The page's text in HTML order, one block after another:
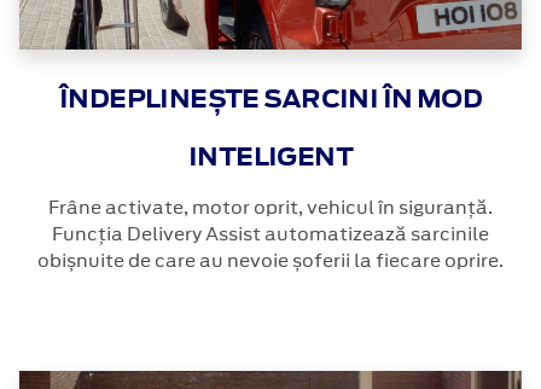
ÎNDEPLINEȘTE SARCINI ÎN MOD
INTELIGENT
Frâne activate, motor oprit, vehicul în siguranță.
Funcția Delivery Assist automatizează sarcinile
obișnuite de care au nevoie șoferii la fiecare oprire.